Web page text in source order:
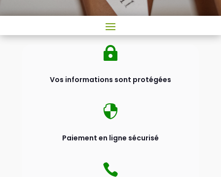

Vos informations sont protégées

Paiement en ligne sécurisé
